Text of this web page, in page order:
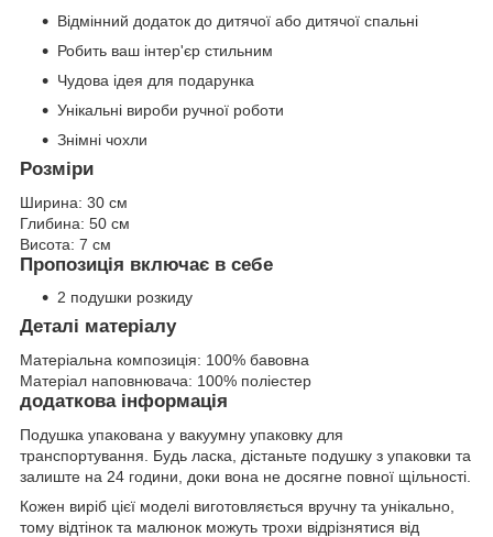
Відмінний додаток до дитячої або дитячої спальні
Робить ваш інтер'єр стильним
Чудова ідея для подарунка
Унікальні вироби ручної роботи
Знімні чохли
Розміри
Ширина: 30 см
Глибина: 50 см
Висота: 7 см
Пропозиція включає в себе
2 подушки розкиду
Деталі матеріалу
Матеріальна композиція: 100% бавовна
Матеріал наповнювача: 100% поліестер
додаткова інформація
Подушка упакована у вакуумну упаковку для
транспортування. Будь ласка, дістаньте подушку з упаковки та
залиште на 24 години, доки вона не досягне повної щільності.
Кожен виріб цієї моделі виготовляється вручну та унікально,
тому відтінок та малюнок можуть трохи відрізнятися від